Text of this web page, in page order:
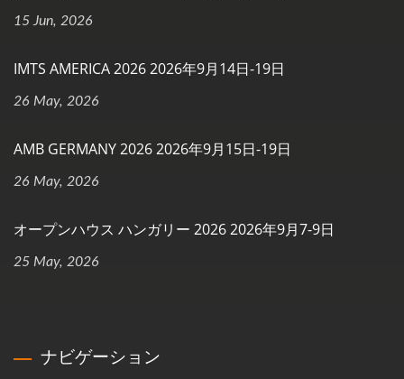
15 Jun, 2026
IMTS AMERICA 2026 2026年9月14日-19日
26 May, 2026
AMB GERMANY 2026 2026年9月15日-19日
26 May, 2026
オープンハウス ハンガリー 2026 2026年9月7-9日
25 May, 2026
ナビゲーション